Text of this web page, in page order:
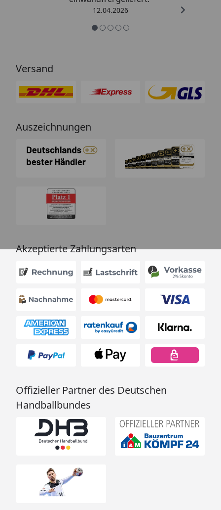
12.04.2026
Versand
Auszeichnungen
Akzeptierte Zahlungsarten
Offizieller Partner des Deutschen
Handballbundes